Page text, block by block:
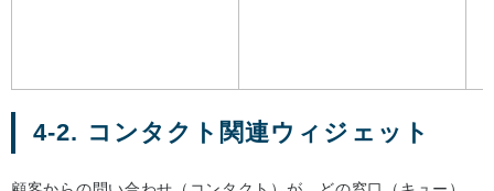
4-2. コンタクト関連ウィジェット